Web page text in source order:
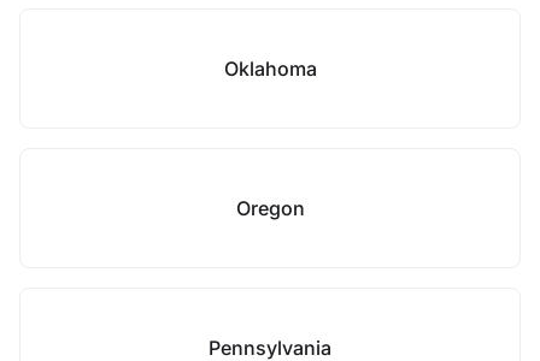
Oklahoma
Oregon
Pennsylvania